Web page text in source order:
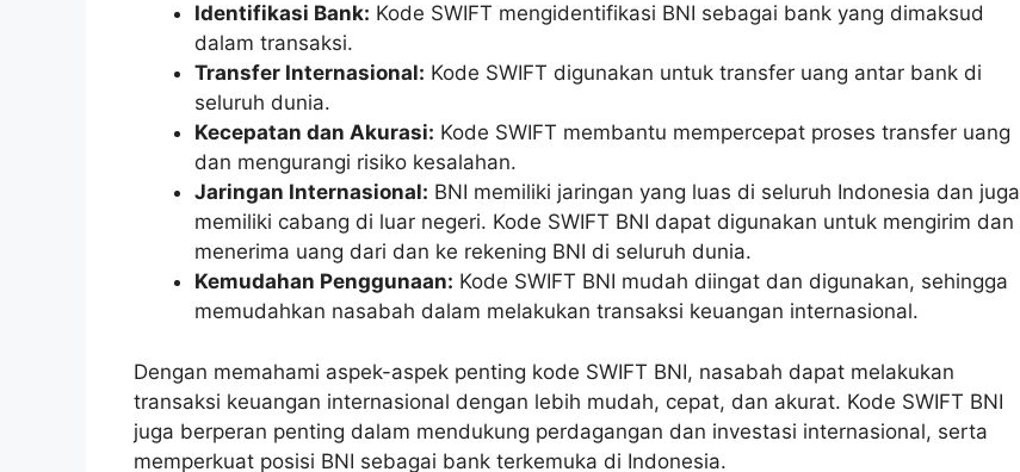
Identifikasi Bank: Kode SWIFT mengidentifikasi BNI sebagai bank yang dimaksud
dalam transaksi.
Transfer Internasional: Kode SWIFT digunakan untuk transfer uang antar bank di
seluruh dunia.
Kecepatan dan Akurasi: Kode SWIFT membantu mempercepat proses transfer uang
dan mengurangi risiko kesalahan.
Jaringan Internasional: BNI memiliki jaringan yang luas di seluruh Indonesia dan juga
memiliki cabang di luar negeri. Kode SWIFT BNI dapat digunakan untuk mengirim dan
menerima uang dari dan ke rekening BNI di seluruh dunia.
Kemudahan Penggunaan: Kode SWIFT BNI mudah diingat dan digunakan, sehingga
memudahkan nasabah dalam melakukan transaksi keuangan internasional.
Dengan memahami aspek-aspek penting kode SWIFT BNI, nasabah dapat melakukan
transaksi keuangan internasional dengan lebih mudah, cepat, dan akurat. Kode SWIFT BNI
juga berperan penting dalam mendukung perdagangan dan investasi internasional, serta
memperkuat posisi BNI sebagai bank terkemuka di Indonesia.